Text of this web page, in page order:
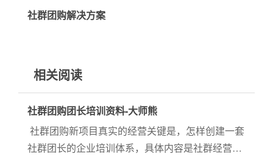
社群团购解决方案
相关阅读
社群团购团长培训资料-大师熊
社群团购新项目真实的经营关键是，怎样创建一套
社群团长的企业培训体系，具体内容是社群经营方